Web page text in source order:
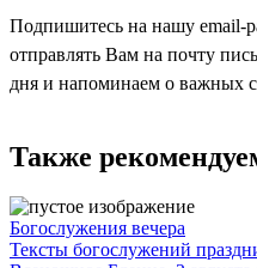
Подпишитесь на нашу email-
отправлять Вам на почту
дня и напоминаем о важных
Также
Богослужения вечера
Тексты богослужений